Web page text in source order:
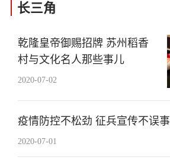
长三角
乾隆皇帝御赐招牌 苏州稻香
村与文化名人那些事儿
2020-07-02
疫情防控不松劲 征兵宣传不误事
2020-07-01